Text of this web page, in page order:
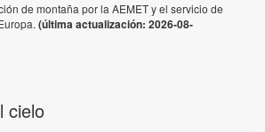
de montaña por la AEMET y el servicio de
(última actualización: 2026-08-
cielo